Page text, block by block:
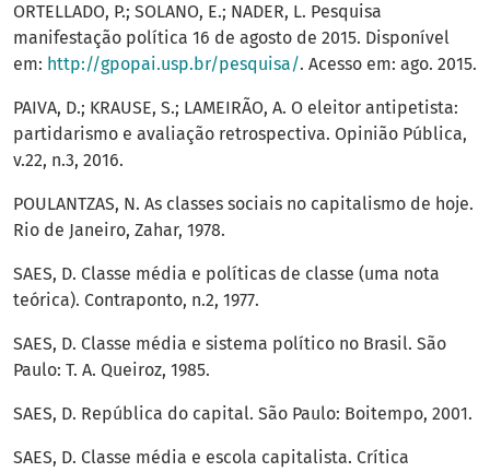
ORTELLADO, P.; SOLANO, E.; NADER, L. Pesquisa
manifestação política 16 de agosto de 2015. Disponível
em: http://gpopai.usp.br/pesquisa/. Acesso em: ago. 2015.
PAIVA, D.; KRAUSE, S.; LAMEIRÃO, A. O eleitor antipetista:
partidarismo e avaliação retrospectiva. Opinião Pública,
v.22, n.3, 2016.
POULANTZAS, N. As classes sociais no capitalismo de hoje.
Rio de Janeiro, Zahar, 1978.
SAES, D. Classe média e políticas de classe (uma nota
teórica). Contraponto, n.2, 1977.
SAES, D. Classe média e sistema político no Brasil. São
Paulo: T. A. Queiroz, 1985.
SAES, D. República do capital. São Paulo: Boitempo, 2001.
SAES, D. Classe média e escola capitalista. Crítica